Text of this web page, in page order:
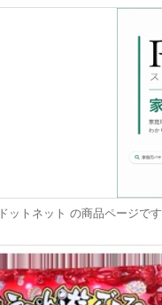
ットネット の商品ページです